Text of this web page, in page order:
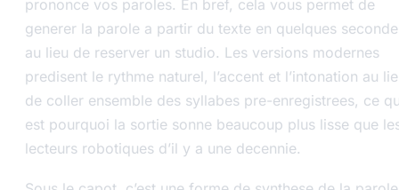
prononce vos paroles. En bref, cela vous permet de
generer la parole a partir du texte en quelques
au lieu de reserver un studio. Les versions modernes
predisent le rythme naturel, l’accent et l’intonation au
de coller ensemble des syllabes pre-enregistrees, ce
est pourquoi la sortie sonne beaucoup plus lisse que
lecteurs robotiques d’il y a une decennie.